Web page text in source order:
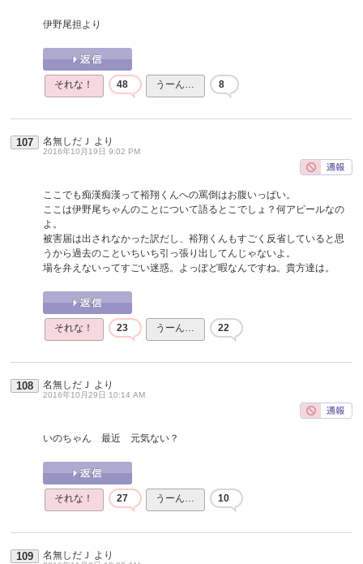
伊野尾担より
それな！ 48 うーん… 8
107 名無しだＪ より
2016年10月19日 9:02 PM
ここでも痴漢痴漢って裕翔くんへの罵倒はお腹いっぱい。
ここは伊野尾ちゃんのことについて語るとこでしょ？何アピールなの
よ。
被害届は出されなかった訳だし、裕翔くんもすごく反省していると思
うから過去のこといちいち引っ張り出してんじゃないよ。
場を弁えないってすごい迷惑。よっぽど暇なんですね。貴方達は。
それな！ 23 うーん… 22
108 名無しだＪ より
2016年10月29日 10:14 AM
いのちゃん 最近 元気ない？
それな！ 27 うーん… 10
109 名無しだＪ より